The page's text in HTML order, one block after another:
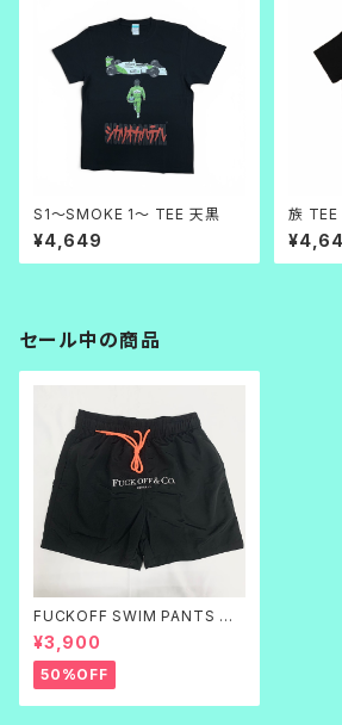
S1～SMOKE 1～ TEE 天黒
¥4,649
族 TEE
セール中の商品
FUCKOFF SWIM PANTS 黒
刺繍
¥3,900
50%OFF